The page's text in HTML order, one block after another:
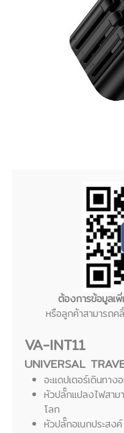
ต้องการข้อมูลเ
หรือลูกค้าสามารถค
VA-INT11
UNIVERSAL
อะแดปเตอร์เดินทาง
หัวปลั๊กแปลงไฟสาม
โลก
หัวปลั๊กอเนกประสง